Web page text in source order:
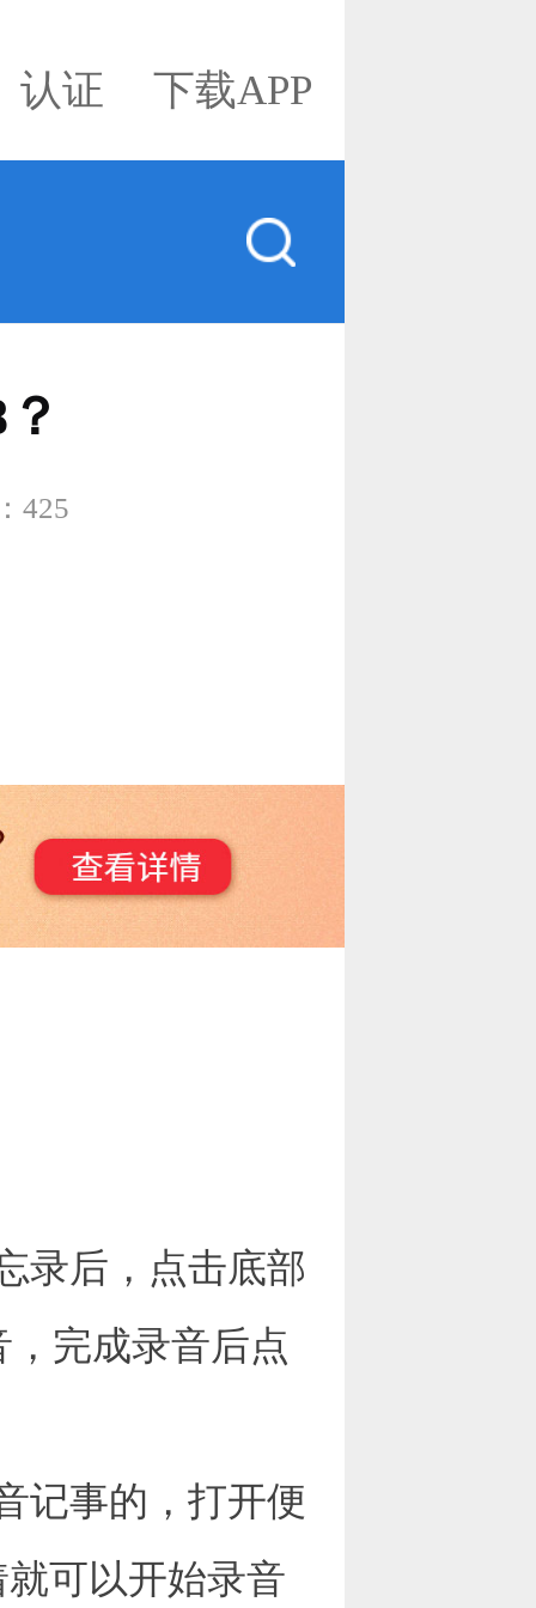
认证 下载APP
425
录后，点击底部
完成录音后点
记事的，打开便
可以开始录音